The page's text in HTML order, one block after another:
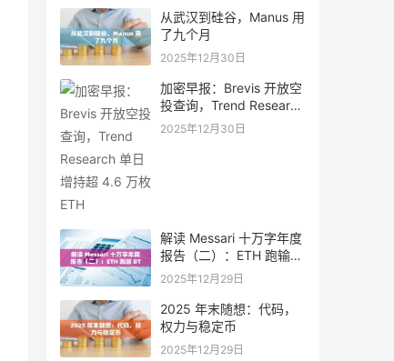
从武汉到硅谷，Manus 用
了九个月
2025年12月30日
加密早报：Brevis 开放空
投查询，Trend Research
单日增持超 4.6 万枚 ETH
2025年12月30日
解读 Messari 十万字年度
报告（二）：ETH 跑输
BTC，是边缘化还是定价
2025年12月29日
2025 年末随想：代码，
权力与稳定币
2025年12月29日